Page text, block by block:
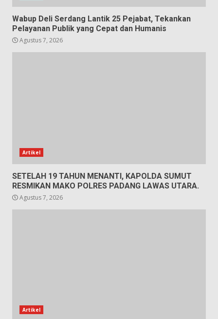
Wabup Deli Serdang Lantik 25 Pejabat, Tekankan
Pelayanan Publik yang Cepat dan Humanis
Agustus 7, 2026
Artikel
SETELAH 19 TAHUN MENANTI, KAPOLDA SUMUT
RESMIKAN MAKO POLRES PADANG LAWAS UTARA.
Agustus 7, 2026
Artikel